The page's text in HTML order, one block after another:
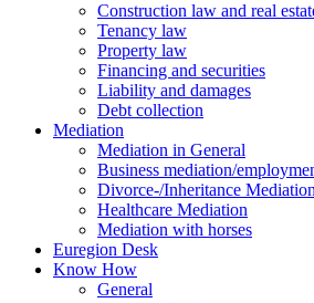
Construction law and real
Tenancy law
Property law
Financing and securities
Liability and damages
Debt collection
Mediation
Mediation in General
Business mediation/
Divorce-/Inheritance Mediation
Healthcare Mediation
Mediation with horses
Euregion Desk
Know How
General